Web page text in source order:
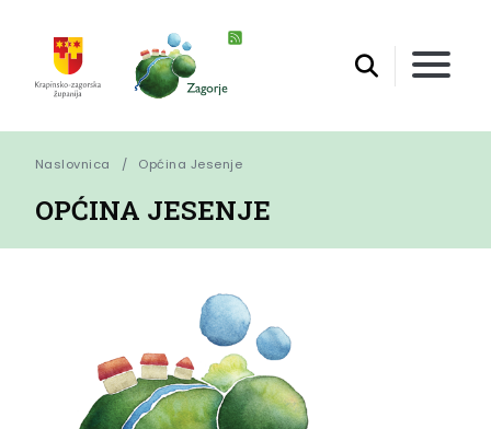
Naslovnica Općina Jesenje
OPĆINA JESENJE